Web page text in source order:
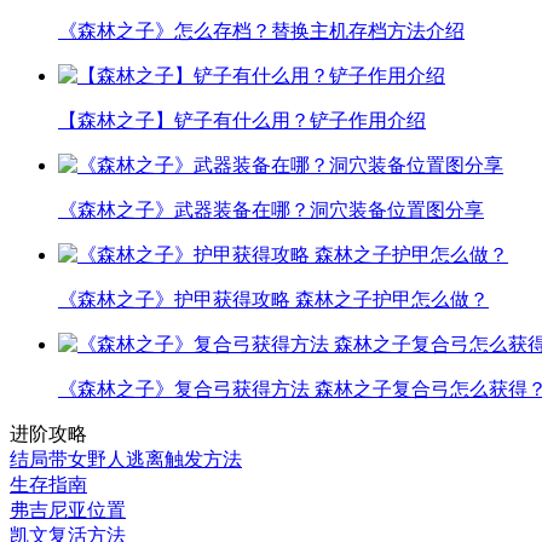
《森林之子》怎么存档？替换主机存档方法介绍
【森林之子】铲子有什么用？铲子作用介绍
《森林之子》武器装备在哪？洞穴装备位置图分享
《森林之子》护甲获得攻略 森林之子护甲怎么做？
《森林之子》复合弓获得方法 森林之子复合弓怎么获得
进阶攻略
结局带女野人逃离触发方法
生存指南
弗吉尼亚位置
凯文复活方法